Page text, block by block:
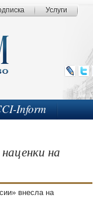
Услуги
Inform
на
внесла на